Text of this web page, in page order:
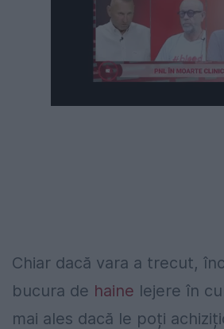
Chiar dacă vara a trecut,
bucura de haine lejere în
mai ales dacă le poți